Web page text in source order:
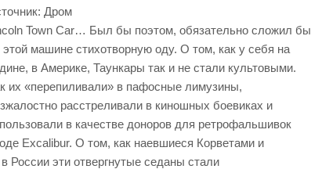
Дром
Town Car… Был бы поэтом, обязательно сложил бы
этой машине стихотворную оду. О том, как у себя на
в Америке, Таункары так и не стали культовыми.
их «перепиливали» в пафосные лимузины,
расстреливали в киношных боевиках и
в качестве доноров для ретрофальшивок
Excalibur. О том, как наевшиеся Корветами и
России эти отвергнутые седаны стали